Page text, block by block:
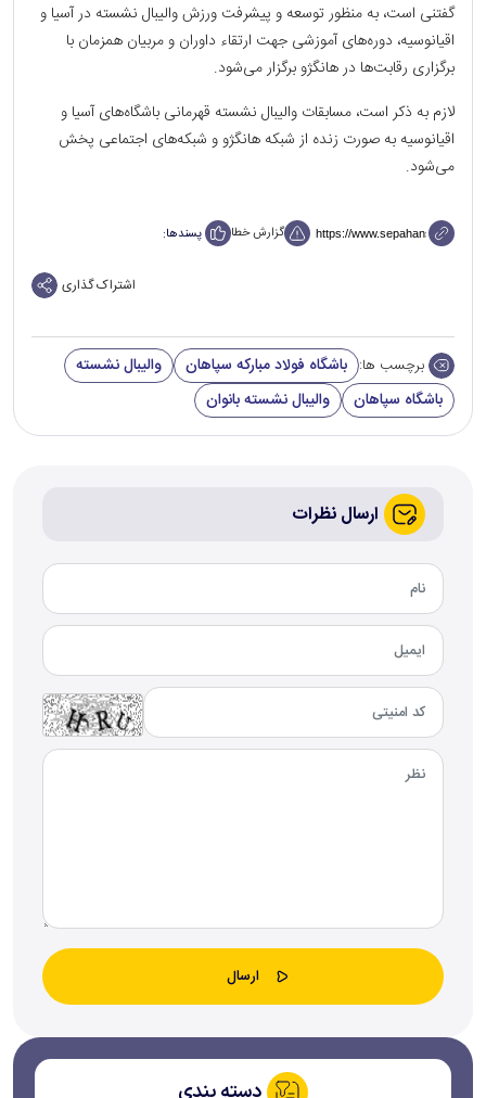
گفتنی است، به منظور توسعه و پیشرفت ورزش والیبال نشسته در آسیا و
اقیانوسیه، دوره‌های آموزشی جهت ارتقاء داوران و مربیان همزمان با
برگزاری رقابت‌ها در هانگژو برگزار می‌شود.
لازم به ذکر است، مسابقات والیبال نشسته قهرمانی باشگاه‌های آسیا و
اقیانوسیه به صورت زنده از شبکه هانگژو و شبکه‌های اجتماعی پخش
می‌شود.
گزارش خطا پسندها:
اشتراک گذاری
برچسب ها: باشگاه فولاد مبارکه سپاهان
والیبال نشسته
باشگاه سپاهان
والیبال نشسته بانوان
ارسال نظرات
دسته بندی